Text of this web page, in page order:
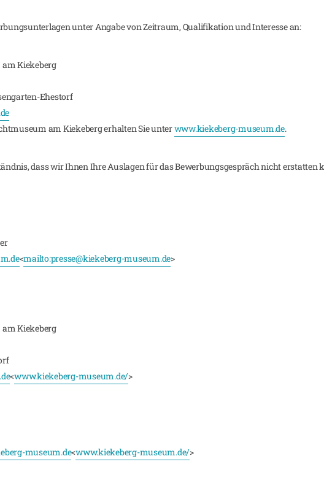
unter Angabe von Zeitraum, Qualifikation und Interesse an:
Kiekeberg
Ehestorf
am Kiekeberg erhalten Sie unterwww.kiekeberg-museum.de.
dass wir Ihnen Ihre Auslagen für das Bewerbungsgespräch nicht erstatten
<mailto:presse@kiekeberg-museum.de>
Kiekeberg
<www.kiekeberg-museum.de/>
museum.de<www.kiekeberg-museum.de/>